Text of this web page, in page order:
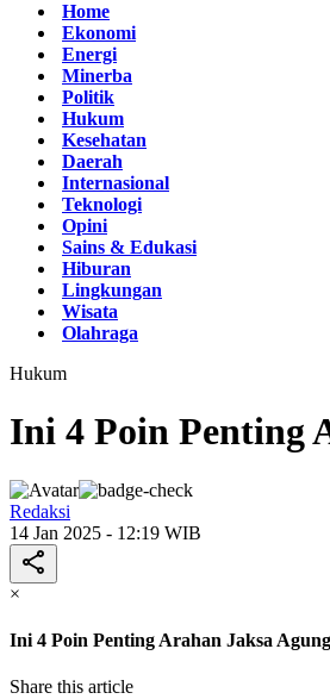
Home
Ekonomi
Energi
Minerba
Politik
Hukum
Kesehatan
Daerah
Internasional
Teknologi
Opini
Sains & Edukasi
Hiburan
Lingkungan
Wisata
Olahraga
Hukum
Ini 4 Poin Penting
Redaksi
14 Jan 2025 - 12:19 WIB
×
Ini 4 Poin Penting Arahan Jaksa
Share this article